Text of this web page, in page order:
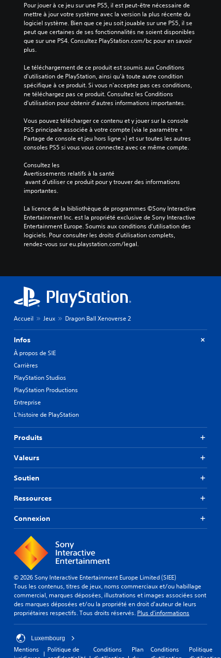
Pour jouer à ce jeu sur une PS5, il est peut-être nécessaire de
mettre à jour votre système avec la version la plus récente du
logiciel système. Bien que ce jeu soit jouable sur une PS5, il se
peut que certaines de ses fonctionnalités ne soient disponibles
que sur une PS4. Consultez PlayStation.com/bc pour en savoir
plus.
Le téléchargement de ce produit est soumis aux Conditions
d'utilisation de PlayStation, ainsi qu'à toute autre condition
spécifique à ce produit. Si vous n'acceptez pas ces conditions,
ne téléchargez pas ce produit. Consultez les Conditions
d'utilisation pour obtenir d'autres informations importantes.
Vous pouvez télécharger ce contenu et y jouer sur la console
PS5 principale associée à votre compte (via le paramètre «
Partage de console et jeu hors ligne ») et sur toutes les autres
consoles PS5 si vous vous connectez avec ce même compte.
Consultez les
Avertissements relatifs à la santé
importantes.
La licence de la bibliothèque de programmes ©Sony Interactive
Entertainment Inc. est la propriété exclusive de Sony Interactive
Entertainment Europe. Soumis aux conditions d’utilisation des
logiciels. Pour consulter les droits d’utilisation complets,
rendez-vous sur eu.playstation.com/legal.
Accueil Jeux Dragon Ball Xenoverse 2
Infos
À propos de SIE
Carrières
PlayStation Studios
PlayStation Productions
Entreprise
L'histoire de PlayStation
Produits
Valeurs
Soutien
Ressources
Connexion
© 2026 Sony Interactive Entertainment Europe Limited (SIEE)
Tous les contenus, titres de jeux, noms commerciaux et/ou habillage
commercial, marques déposées, illustrations et images associées sont
des marques déposées et/ou la propriété en droit d'auteur de leurs
propriétaires respectifs. Tous droits réservés. Plus d'informations
Luxembourg
Mentions
Politique de
Conditions
Plan
Conditions
Politique